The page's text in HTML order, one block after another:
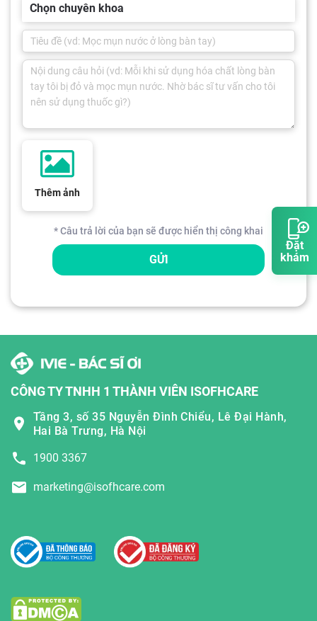
Đặt
khám
Chọn chuyên khoa
Thêm ảnh
* Câu trả lời của bạn sẽ được hiển thị công khai
GỬI
CÔNG TY TNHH 1 THÀNH VIÊN ISOFHCARE
Tầng 3, số 35 Nguyễn Đình Chiểu, Lê Đại Hành,
Hai Bà Trưng, Hà Nội
1900 3367
marketing@isofhcare.com